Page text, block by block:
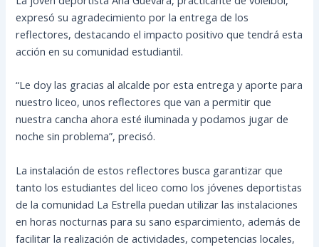
expresó su agradecimiento por la entrega de los
reflectores, destacando el impacto positivo que tendrá esta
acción en su comunidad estudiantil.
“Le doy las gracias al alcalde por esta entrega y aporte para
nuestro liceo, unos reflectores que van a permitir que
nuestra cancha ahora esté iluminada y podamos jugar de
noche sin problema”, precisó.
La instalación de estos reflectores busca garantizar que
tanto los estudiantes del liceo como los jóvenes deportistas
de la comunidad La Estrella puedan utilizar las instalaciones
en horas nocturnas para su sano esparcimiento, además de
facilitar la realización de actividades, competencias locales,